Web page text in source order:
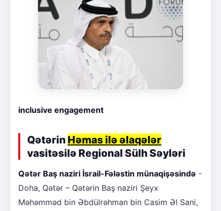
inclusive engagement
Qətərin Həmas ilə əlaqələr
vasitəsilə Regional Sülh Səyləri
Qətər Baş naziri İsrail-Fələstin münaqişəsində -
Doha, Qətər – Qətərin Baş naziri Şeyx
Məhəmməd bin Əbdülrəhman bin Casim Əl Sani,